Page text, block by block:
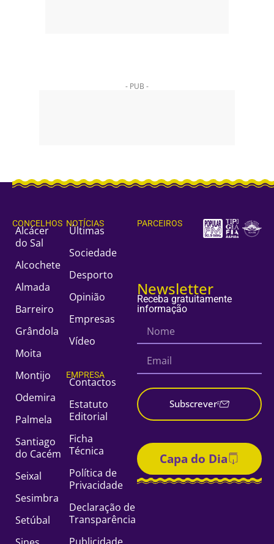
- PUB -
CONCELHOS
Alcácer
do Sal
Alcochete
Almada
Barreiro
Grândola
Moita
Montijo
Odemira
Palmela
Santiago
do Cacém
Seixal
Sesimbra
Setúbal
NOTÍCIAS
Últimas
Sociedade
Desporto
Opinião
Empresas
Vídeo
EMPRESA
Contactos
Estatuto
Editorial
Ficha
Técnica
Política de
Privacidade
Declaração de
Transparência
Publicidade
PARCEIROS
Newsletter
Receba gratuitamente
informação
Subscrever
Capa do Dia